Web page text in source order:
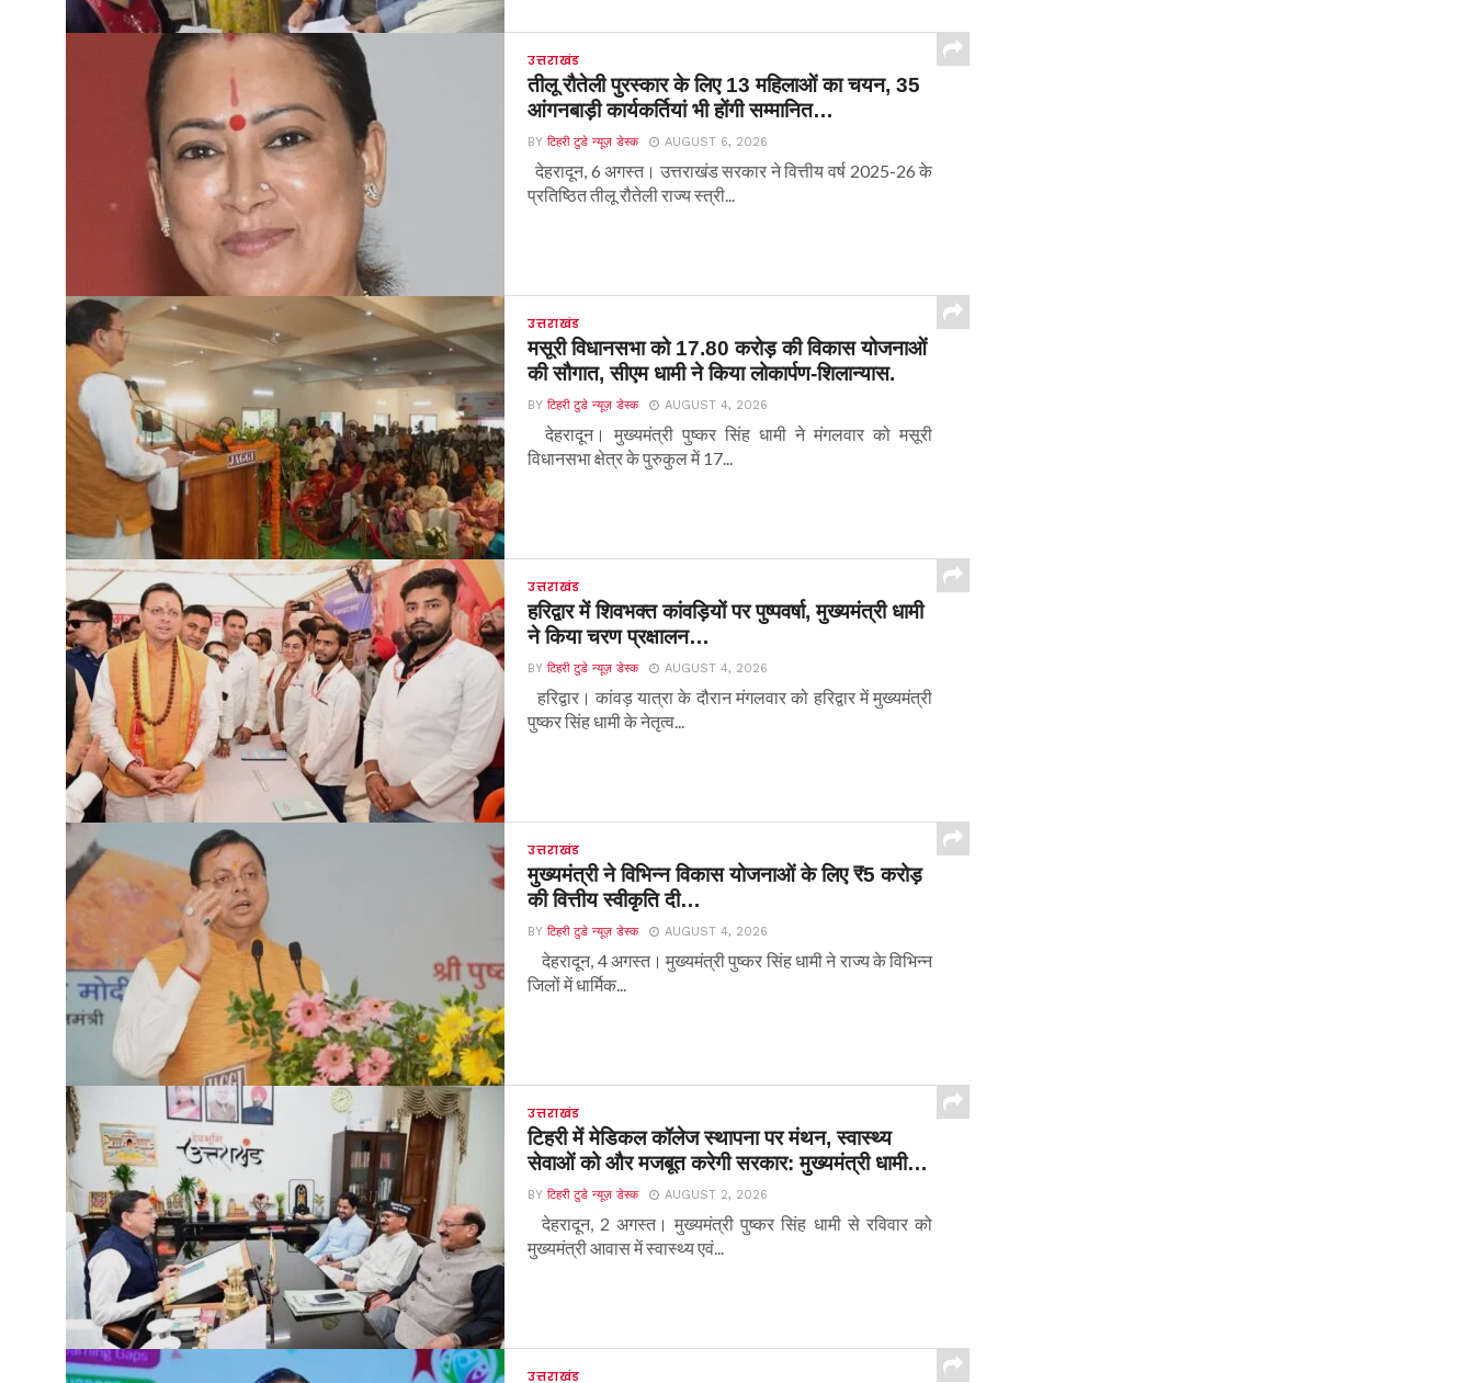
उत्तराखंड
तीलू रौतेली पुरस्कार के लिए 13 महिलाओं का चयन, 35
आंगनबाड़ी कार्यकर्तियां भी होंगी सम्मानित…
BYटिहरी टुडे न्यूज़ डेस्क AUGUST 6, 2026
देहरादून, 6 अगस्त। उत्तराखंड सरकार ने वित्तीय वर्ष 2025-26 के
प्रतिष्ठित तीलू रौतेली राज्य स्त्री...
उत्तराखंड
मसूरी विधानसभा को 17.80 करोड़ की विकास योजनाओं
की सौगात, सीएम धामी ने किया लोकार्पण-शिलान्यास.
BYटिहरी टुडे न्यूज़ डेस्क AUGUST 4, 2026
देहरादून। मुख्यमंत्री पुष्कर सिंह धामी ने मंगलवार को मसूरी
विधानसभा क्षेत्र के पुरुकुल में 17...
उत्तराखंड
हरिद्वार में शिवभक्त कांवड़ियों पर पुष्पवर्षा, मुख्यमंत्री धामी
ने किया चरण प्रक्षालन…
BYटिहरी टुडे न्यूज़ डेस्क AUGUST 4, 2026
हरिद्वार। कांवड़ यात्रा के दौरान मंगलवार को हरिद्वार में मुख्यमंत्री
पुष्कर सिंह धामी के नेतृत्व...
उत्तराखंड
मुख्यमंत्री ने विभिन्न विकास योजनाओं के लिए ₹5 करोड़
की वित्तीय स्वीकृति दी…
BYटिहरी टुडे न्यूज़ डेस्क AUGUST 4, 2026
देहरादून, 4 अगस्त। मुख्यमंत्री पुष्कर सिंह धामी ने राज्य के विभिन्न
जिलों में धार्मिक...
उत्तराखंड
टिहरी में मेडिकल कॉलेज स्थापना पर मंथन, स्वास्थ्य
सेवाओं को और मजबूत करेगी सरकार: मुख्यमंत्री धामी…
BYटिहरी टुडे न्यूज़ डेस्क AUGUST 2, 2026
देहरादून, 2 अगस्त। मुख्यमंत्री पुष्कर सिंह धामी से रविवार को
मुख्यमंत्री आवास में स्वास्थ्य एवं...
उत्तराखंड